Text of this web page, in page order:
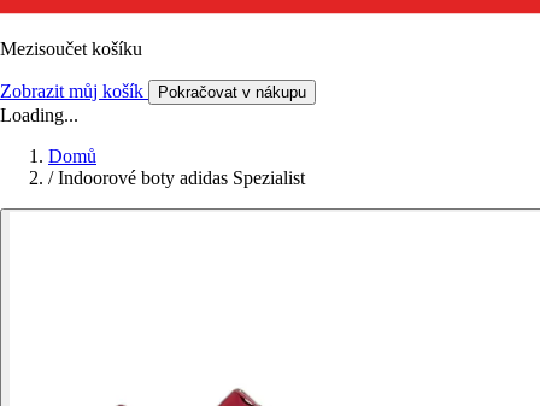
Mezisoučet košíku
Zobrazit můj košík Pokračovat v nákupu
Loading...
Domů
/ Indoorové boty adidas Spezialist